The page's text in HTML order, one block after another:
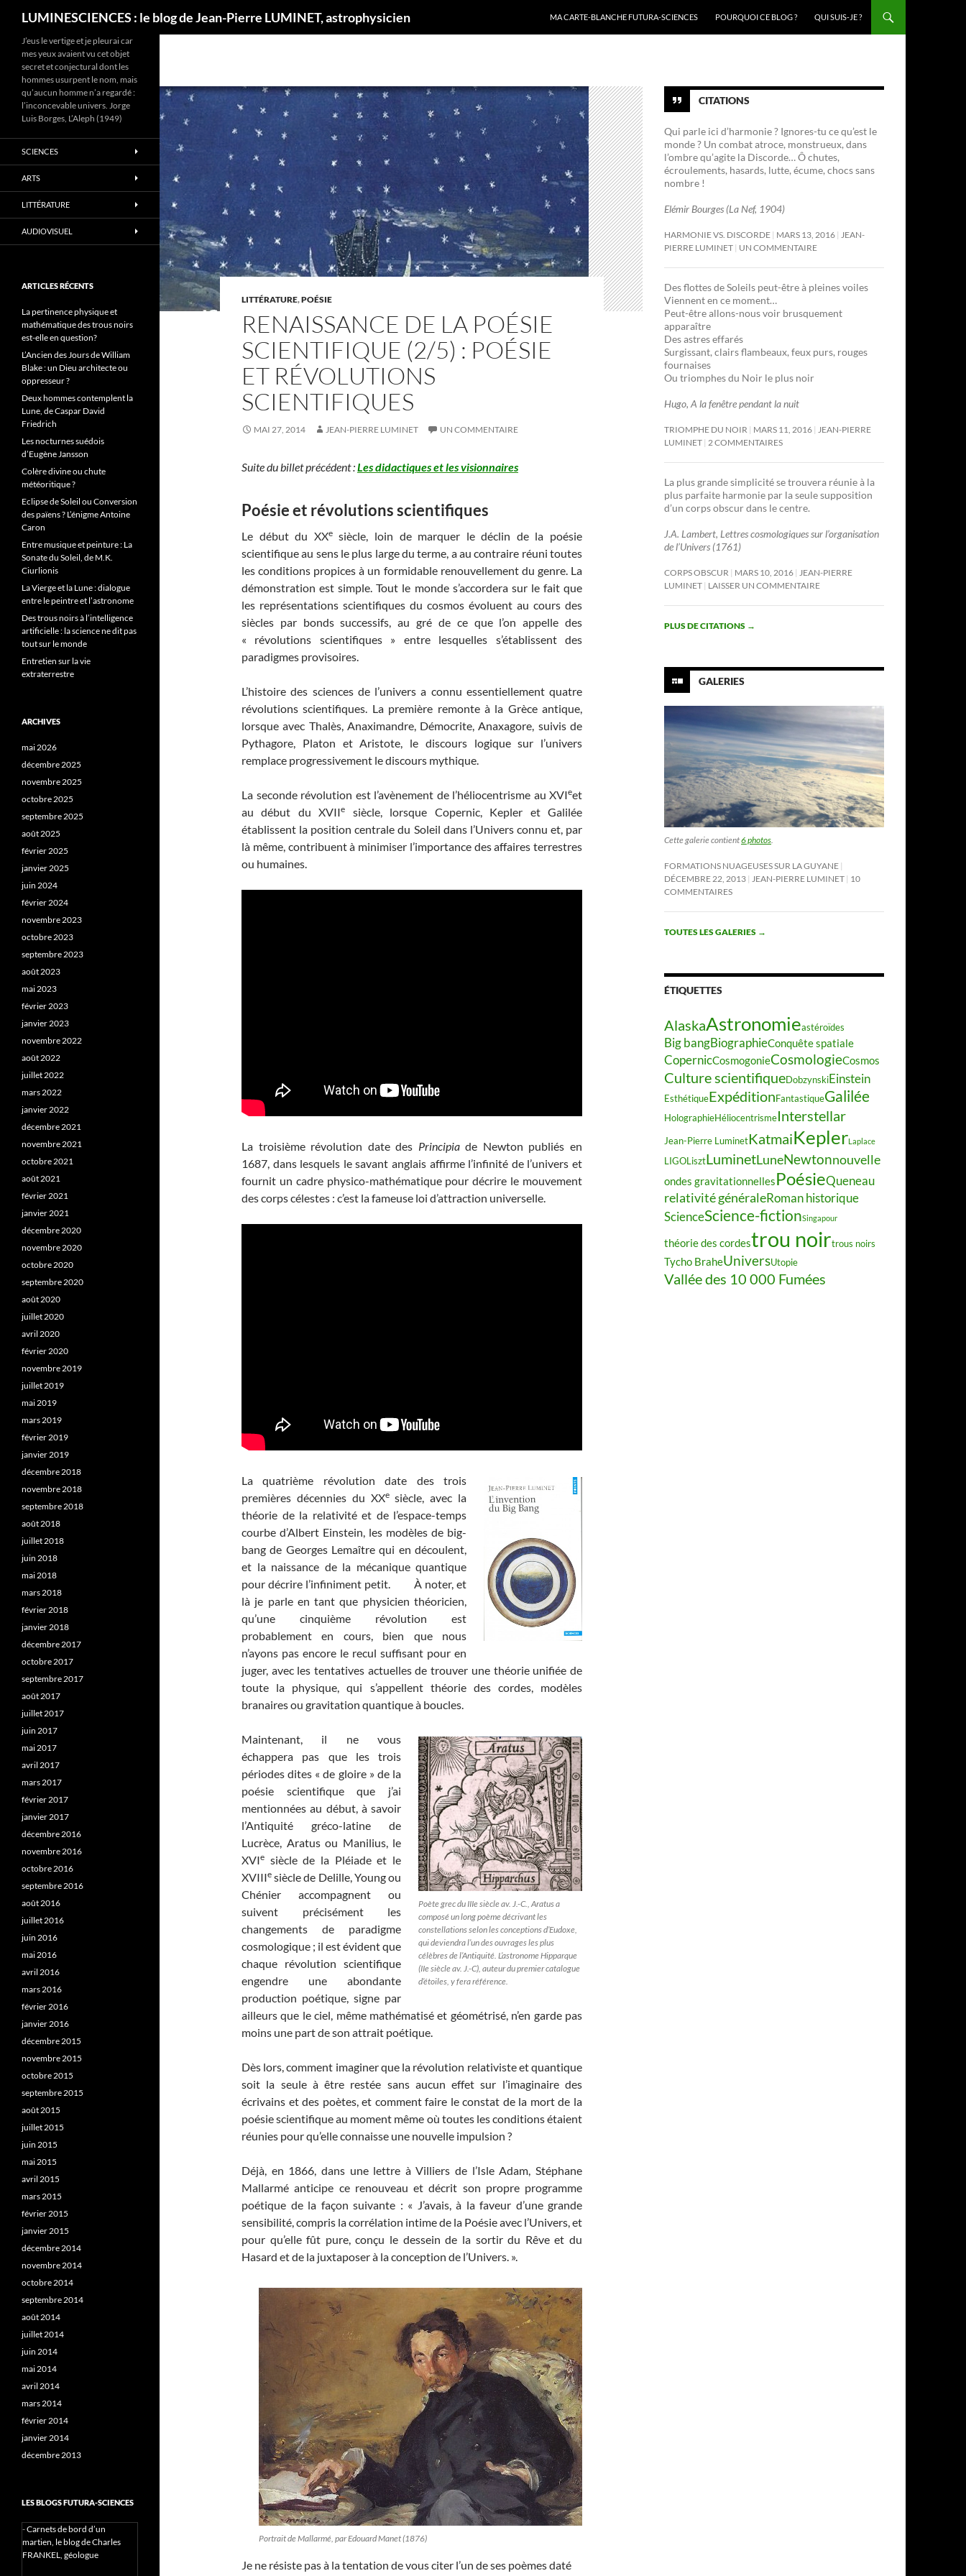
LUMINESCIENCES : le blog de Jean-Pierre LUMINET, astrophysicien
MA CARTE-BLANCHE FUTURA-SCIENCES
POURQUOI CE BLOG ? QUI SUIS-JE ?
LITTÉRATURE,POÉSIE
RENAISSANCE DE LA POÉSIE
SCIENTIFIQUE (2/5) : POÉSIE
ET RÉVOLUTIONS
SCIENTIFIQUES
MAI 27, 2014 JEAN-PIERRE LUMINET UN COMMENTAIRE
Suite du billet précédent :Les didactiques et les visionnaires
Poésie et révolutions scientifiques
Le début du XXesiècle, loin de marquer le déclin de la poésie
scientifique au sens le plus large du terme, a au contraire réuni toutes
les conditions propices à un formidable renouvellement du genre. La
démonstration est simple. Tout le monde s’accordera sur le fait que
les représentations scientifiques du cosmos évoluent au cours des
siècles par bonds successifs, au gré de ce que l’on appelle des
« révolutions scientifiques » entre lesquelles s’établissent des
paradigmes provisoires.
L’histoire des sciences de l’univers a connu essentiellement quatre
révolutions scientifiques. La première remonte à la Grèce antique,
lorsque avec Thalès, Anaximandre, Démocrite, Anaxagore, suivis de
Pythagore, Platon et Aristote, le discours logique sur l’univers
remplace progressivement le discours mythique.
La seconde révolution est l’avènement de l’héliocentrisme au XVIeet
au début du XVIIe
siècle, lorsque Copernic, Kepler et Galilée
établissent la position centrale du Soleil dans l’Univers connu et, par
là même, contribuent à minimiser l’importance des affaires terrestres
ou humaines.
La troisième révolution date des Principiade Newton publiés en
1687, dans lesquels le savant anglais affirme l’infinité de l’univers et
fournit un cadre physico-mathématique pour décrire le mouvement
des corps célestes : c’est la fameuse loi d’attraction universelle.
La quatrième révolution date des trois
premières décennies du XXesiècle, avec la
théorie de la relativité et de l’espace-temps
courbe d’Albert Einstein, les modèles de big-
bang de Georges Lemaître qui en découlent,
et la naissance de la mécanique quantique
pour décrire l’infiniment petit. À noter, et
là je parle en tant que physicien théoricien,
qu’une cinquième révolution est
probablement en cours, bien que nous
n’ayons pas encore le recul suffisant pour en
juger, avec les tentatives actuelles de trouver une théorie unifiée de
toute la physique, qui s’appellent théorie des cordes, modèles
branaires ou gravitation quantique à boucles.
Poète grec du IIIe siècle av. J.-C., Aratus a
composé un long poème décrivant les
constellations selon les conceptions d’Eudoxe,
qui deviendra l’un des ouvrages les plus
célèbres de l’Antiquité. L’astronome Hipparque
(IIe siècle av. J.-C), auteur du premier catalogue
d’étoiles, y fera référence.
Maintenant, il ne vous
échappera pas que les trois
périodes dites « de gloire » de la
poésie scientifique que j’ai
mentionnées au début, à savoir
l’Antiquité gréco-latine de
Lucrèce, Aratus ou Manilius, le
XVIe siècle de la Pléiade et le
XVIIIe siècle de Delille, Young ou
Chénier accompagnent ou
suivent précisément les
changements de paradigme
cosmologique ; il est évident que
chaque révolution scientifique
engendre une abondante
production poétique, signe par
ailleurs que le ciel, même mathématisé et géométrisé, n’en garde pas
moins une part de son attrait poétique.
Dès lors, comment imaginer que la révolution relativiste et quantique
soit la seule à être restée sans aucun effet sur l’imaginaire des
écrivains et des poètes, et comment faire le constat de la mort de la
poésie scientifique au moment même où toutes les conditions étaient
réunies pour qu’elle connaisse une nouvelle impulsion ?
Déjà, en 1866, dans une lettre à Villiers de l’Isle Adam, Stéphane
Mallarmé anticipe ce renouveau et décrit son propre programme
poétique de la façon suivante : « J’avais, à la faveur d’une grande
sensibilité, compris la corrélation intime de la Poésie avec l’Univers, et
pour qu’elle fût pure, conçu le dessein de la sortir du Rêve et du
Hasard et de la juxtaposer à la conception de l’Univers. ».
Portrait de Mallarmé, par Edouard Manet (1876)
Je ne résiste pas à la tentation de vous citer l’un de ses poèmes daté
CITATIONS
Qui parle ici d’harmonie ? Ignores-tu ce qu’est le
monde ? Un combat atroce, monstrueux, dans
l’ombre qu’agite la Discorde… Ô chutes,
écroulements, hasards, lutte, écume, chocs sans
nombre !
Elémir Bourges (La Nef, 1904)
HARMONIE VS. DISCORDE MARS 13, 2016 JEAN-
PIERRE LUMINET UN COMMENTAIRE
Des flottes de Soleils peut-être à pleines voiles
Viennent en ce moment…
Peut-être allons-nous voir brusquement
apparaître
Des astres effarés
Surgissant, clairs flambeaux, feux purs, rouges
fournaises
Ou triomphes du Noir le plus noir
Hugo, A la fenêtre pendant la nuit
TRIOMPHE DU NOIR MARS 11, 2016 JEAN-PIERRE
LUMINET 2 COMMENTAIRES
La plus grande simplicité se trouvera réunie à la
plus parfaite harmonie par la seule supposition
d’un corps obscur dans le centre.
J.A. Lambert, Lettres cosmologiques sur l’organisation
de l’Univers (1761)
CORPS OBSCUR MARS 10, 2016 JEAN-PIERRE
LUMINET LAISSER UN COMMENTAIRE
PLUS DE CITATIONS →
GALERIES
Cette galerie contient6 photos.
FORMATIONS NUAGEUSES SUR LA GUYANE
DÉCEMBRE 22, 2013 JEAN-PIERRE LUMINET 10
COMMENTAIRES
TOUTES LES GALERIES →
ÉTIQUETTES
AlaskaAstronomieastéroïdes
Big bangBiographieConquête spatiale
CopernicCosmogonieCosmologieCosmos
Culture scientifiqueDobzynskiEinstein
EsthétiqueExpéditionFantastiqueGalilée
HolographieHéliocentrismeInterstellar
Jean-Pierre LuminetKatmaiKeplerLaplace
LIGOLisztLuminetLuneNewtonnouvelle
ondes gravitationnellesPoésieQueneau
relativité généraleRoman historique
ScienceScience-fictionSingapour
théorie des cordestrou noirtrous noirs
Tycho BraheUniversUtopie
Vallée des 10 000 Fumées
J’eus le vertige et je pleurai car
mes yeux avaient vu cet objet
secret et conjectural dont les
hommes usurpent le nom, mais
qu’aucun homme n’a regardé :
l’inconcevable univers. Jorge
Luis Borges, L’Aleph (1949)
SCIENCES
ARTS
LITTÉRATURE
AUDIOVISUEL
ARTICLES RÉCENTS
La pertinence physique et
mathématique des trous noirs
est-elle en question?
L’Ancien des Jours de William
Blake : un Dieu architecte ou
oppresseur ?
Deux hommes contemplent la
Lune, de Caspar David
Friedrich
Les nocturnes suédois
d’Eugène Jansson
Colère divine ou chute
météoritique ?
Eclipse de Soleil ou Conversion
des païens ? L’énigme Antoine
Caron
Entre musique et peinture : La
Sonate du Soleil, de M.K.
Ciurlionis
La Vierge et la Lune : dialogue
entre le peintre et l’astronome
Des trous noirs à l’intelligence
artificielle : la science ne dit pas
tout sur le monde
Entretien sur la vie
extraterrestre
ARCHIVES
mai 2026
décembre 2025
novembre 2025
octobre 2025
septembre 2025
août 2025
février 2025
janvier 2025
juin 2024
février 2024
novembre 2023
octobre 2023
septembre 2023
août 2023
mai 2023
février 2023
janvier 2023
novembre 2022
août 2022
juillet 2022
mars 2022
janvier 2022
décembre 2021
novembre 2021
octobre 2021
août 2021
février 2021
janvier 2021
décembre 2020
novembre 2020
octobre 2020
septembre 2020
août 2020
juillet 2020
avril 2020
février 2020
novembre 2019
juillet 2019
mai 2019
mars 2019
février 2019
janvier 2019
décembre 2018
novembre 2018
septembre 2018
août 2018
juillet 2018
juin 2018
mai 2018
mars 2018
février 2018
janvier 2018
décembre 2017
octobre 2017
septembre 2017
août 2017
juillet 2017
juin 2017
mai 2017
avril 2017
mars 2017
février 2017
janvier 2017
décembre 2016
novembre 2016
octobre 2016
septembre 2016
août 2016
juillet 2016
juin 2016
mai 2016
avril 2016
mars 2016
février 2016
janvier 2016
décembre 2015
novembre 2015
octobre 2015
septembre 2015
août 2015
juillet 2015
juin 2015
mai 2015
avril 2015
mars 2015
février 2015
janvier 2015
décembre 2014
novembre 2014
octobre 2014
septembre 2014
août 2014
juillet 2014
juin 2014
mai 2014
avril 2014
mars 2014
février 2014
janvier 2014
décembre 2013
LES BLOGS FUTURA-SCIENCES
-Carnets de bord d’un
martien, le blog de Charles
FRANKEL, géologue